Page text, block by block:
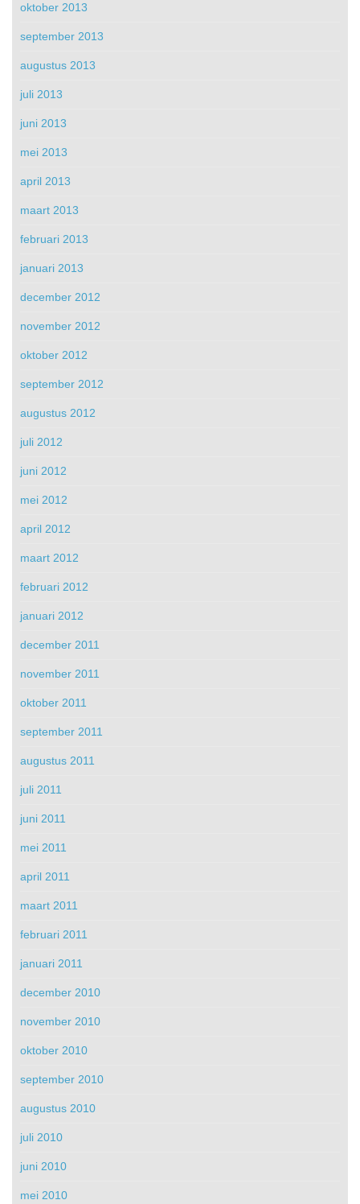
oktober 2013
september 2013
augustus 2013
juli 2013
juni 2013
mei 2013
april 2013
maart 2013
februari 2013
januari 2013
december 2012
november 2012
oktober 2012
september 2012
augustus 2012
juli 2012
juni 2012
mei 2012
april 2012
maart 2012
februari 2012
januari 2012
december 2011
november 2011
oktober 2011
september 2011
augustus 2011
juli 2011
juni 2011
mei 2011
april 2011
maart 2011
februari 2011
januari 2011
december 2010
november 2010
oktober 2010
september 2010
augustus 2010
juli 2010
juni 2010
mei 2010